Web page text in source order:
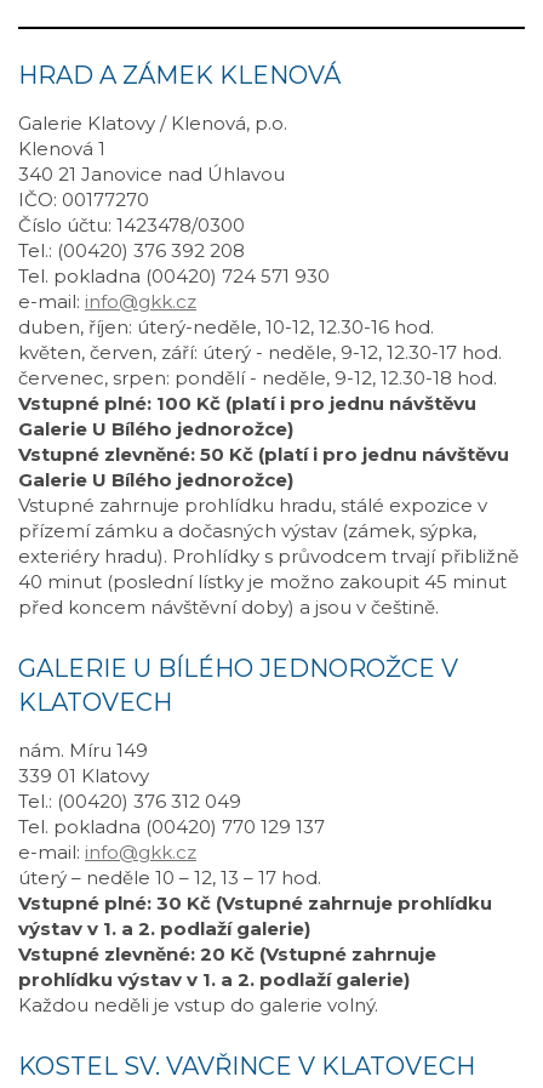
HRAD A ZÁMEK KLENOVÁ
Galerie Klatovy / Klenová, p.o.
Klenová 1
340 21 Janovice nad Úhlavou
IČO: 00177270
Číslo účtu: 1423478/0300
Tel.: (00420) 376 392 208
Tel. pokladna (00420) 724 571 930
e-mail: info@gkk.cz
duben, říjen: úterý-neděle, 10-12, 12.30-16 hod.
květen, červen, září: úterý - neděle, 9-12, 12.30-17 hod.
červenec, srpen: pondělí - neděle, 9-12, 12.30-18 hod.
Vstupné plné: 100 Kč (platí i pro jednu návštěvu
Galerie U Bílého jednorožce)
Vstupné zlevněné: 50 Kč (platí i pro jednu návštěvu
Galerie U Bílého jednorožce)
Vstupné zahrnuje prohlídku hradu, stálé expozice v
přízemí zámku a dočasných výstav (zámek, sýpka,
exteriéry hradu). Prohlídky s průvodcem trvají přibližně
40 minut (poslední lístky je možno zakoupit 45 minut
před koncem návštěvní doby) a jsou v češtině.
GALERIE U BÍLÉHO JEDNOROŽCE V
KLATOVECH
nám. Míru 149
339 01 Klatovy
Tel.: (00420) 376 312 049
Tel. pokladna (00420) 770 129 137
e-mail: info@gkk.cz
úterý – neděle 10 – 12, 13 – 17 hod.
Vstupné plné: 30 Kč (Vstupné zahrnuje prohlídku
výstav v 1. a 2. podlaží galerie)
Vstupné zlevněné: 20 Kč (Vstupné zahrnuje
prohlídku výstav v 1. a 2. podlaží galerie)
Každou neděli je vstup do galerie volný.
KOSTEL SV. VAVŘINCE V KLATOVECH